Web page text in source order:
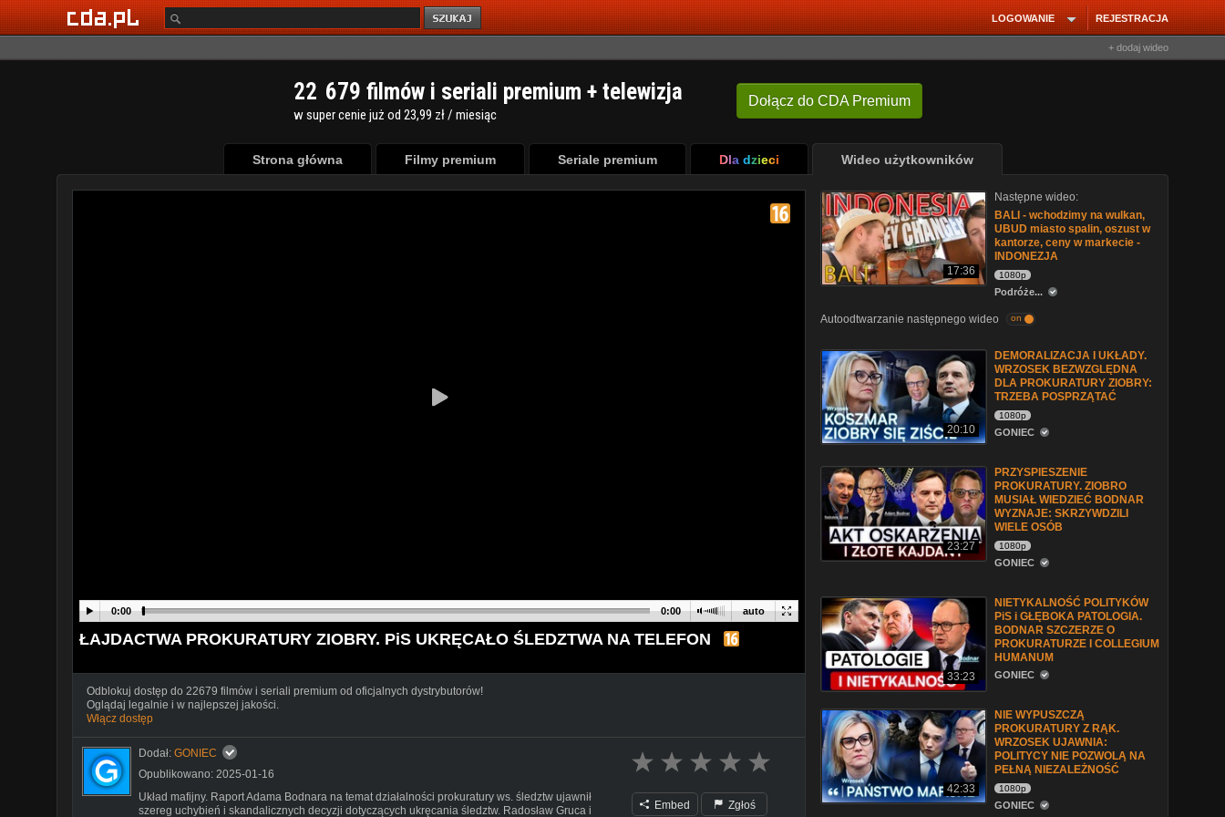
REJESTRACJA
LOGOWANIE
+ dodaj wideo
Dołącz do CDA Premium
22 679 filmów i seriali premium + telewizja
w super cenie już od 23,99 zł / miesiąc
Strona główna Filmy premium Seriale premium Dla dzieci Wideo użytkowników
auto
0:00 0:00
ŁAJDACTWA PROKURATURY ZIOBRY. PiS UKRĘCAŁO ŚLEDZTWA NA TELEFON
Odblokuj dostęp do 22679 filmów i seriali premium od oficjalnych dystrybutorów!
Oglądaj legalnie i w najlepszej jakości.
Włącz dostęp
Dodał: GONIEC
Opublikowano: 2025-01-16
Układ mafijny. Raport Adama Bodnara na temat działalności prokuratury ws. śledztw ujawnił
szereg uchybień i skandalicznych decyzji dotyczących ukręcania śledztw. Radosław Gruca i
Embed Zgłoś
17:36
Następne wideo:
BALI - wchodzimy na wulkan,
UBUD miasto spalin, oszust w
kantorze, ceny w markecie -
INDONEZJA
1080p
Podróże...
Autoodtwarzanie następnego wideo on
20:10
DEMORALIZACJA I UKŁADY.
WRZOSEK BEZWZGLĘDNA
DLA PROKURATURY ZIOBRY:
TRZEBA POSPRZĄTAĆ
1080p
GONIEC
23:27
PRZYSPIESZENIE
PROKURATURY. ZIOBRO
MUSIAŁ WIEDZIEĆ BODNAR
WYZNAJE: SKRZYWDZILI
WIELE OSÓB
1080p
GONIEC
33:23
NIETYKALNOŚĆ POLITYKÓW
PiS i GŁĘBOKA PATOLOGIA.
BODNAR SZCZERZE O
PROKURATURZE I COLLEGIUM
HUMANUM
GONIEC
42:33
NIE WYPUSZCZĄ
PROKURATURY Z RĄK.
WRZOSEK UJAWNIA:
POLITYCY NIE POZWOLĄ NA
PEŁNĄ NIEZALEŻNOŚĆ
1080p
GONIEC